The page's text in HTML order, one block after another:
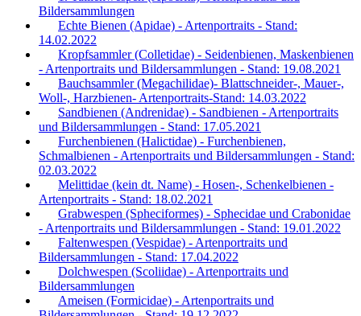
Bildersammlungen
Echte Bienen (Apidae) - Artenportraits - Stand:
14.02.2022
Kropfsammler (Colletidae) - Seidenbienen, Maskenbienen
- Artenportraits und Bildersammlungen - Stand: 19.08.2021
Bauchsammler (Megachilidae)- Blattschneider-, Mauer-,
Woll-, Harzbienen- Artenportraits-Stand: 14.03.2022
Sandbienen (Andrenidae) - Sandbienen - Artenportraits
und Bildersammlungen - Stand: 17.05.2021
Furchenbienen (Halictidae) - Furchenbienen,
Schmalbienen - Artenportraits und Bildersammlungen - Stand:
02.03.2022
Melittidae (kein dt. Name) - Hosen-, Schenkelbienen -
Artenportraits - Stand: 18.02.2021
Grabwespen (Spheciformes) - Sphecidae und Crabonidae
- Artenportraits und Bildersammlungen - Stand: 19.01.2022
Faltenwespen (Vespidae) - Artenportraits und
Bildersammlungen - Stand: 17.04.2022
Dolchwespen (Scoliidae) - Artenportraits und
Bildersammlungen
Ameisen (Formicidae) - Artenportraits und